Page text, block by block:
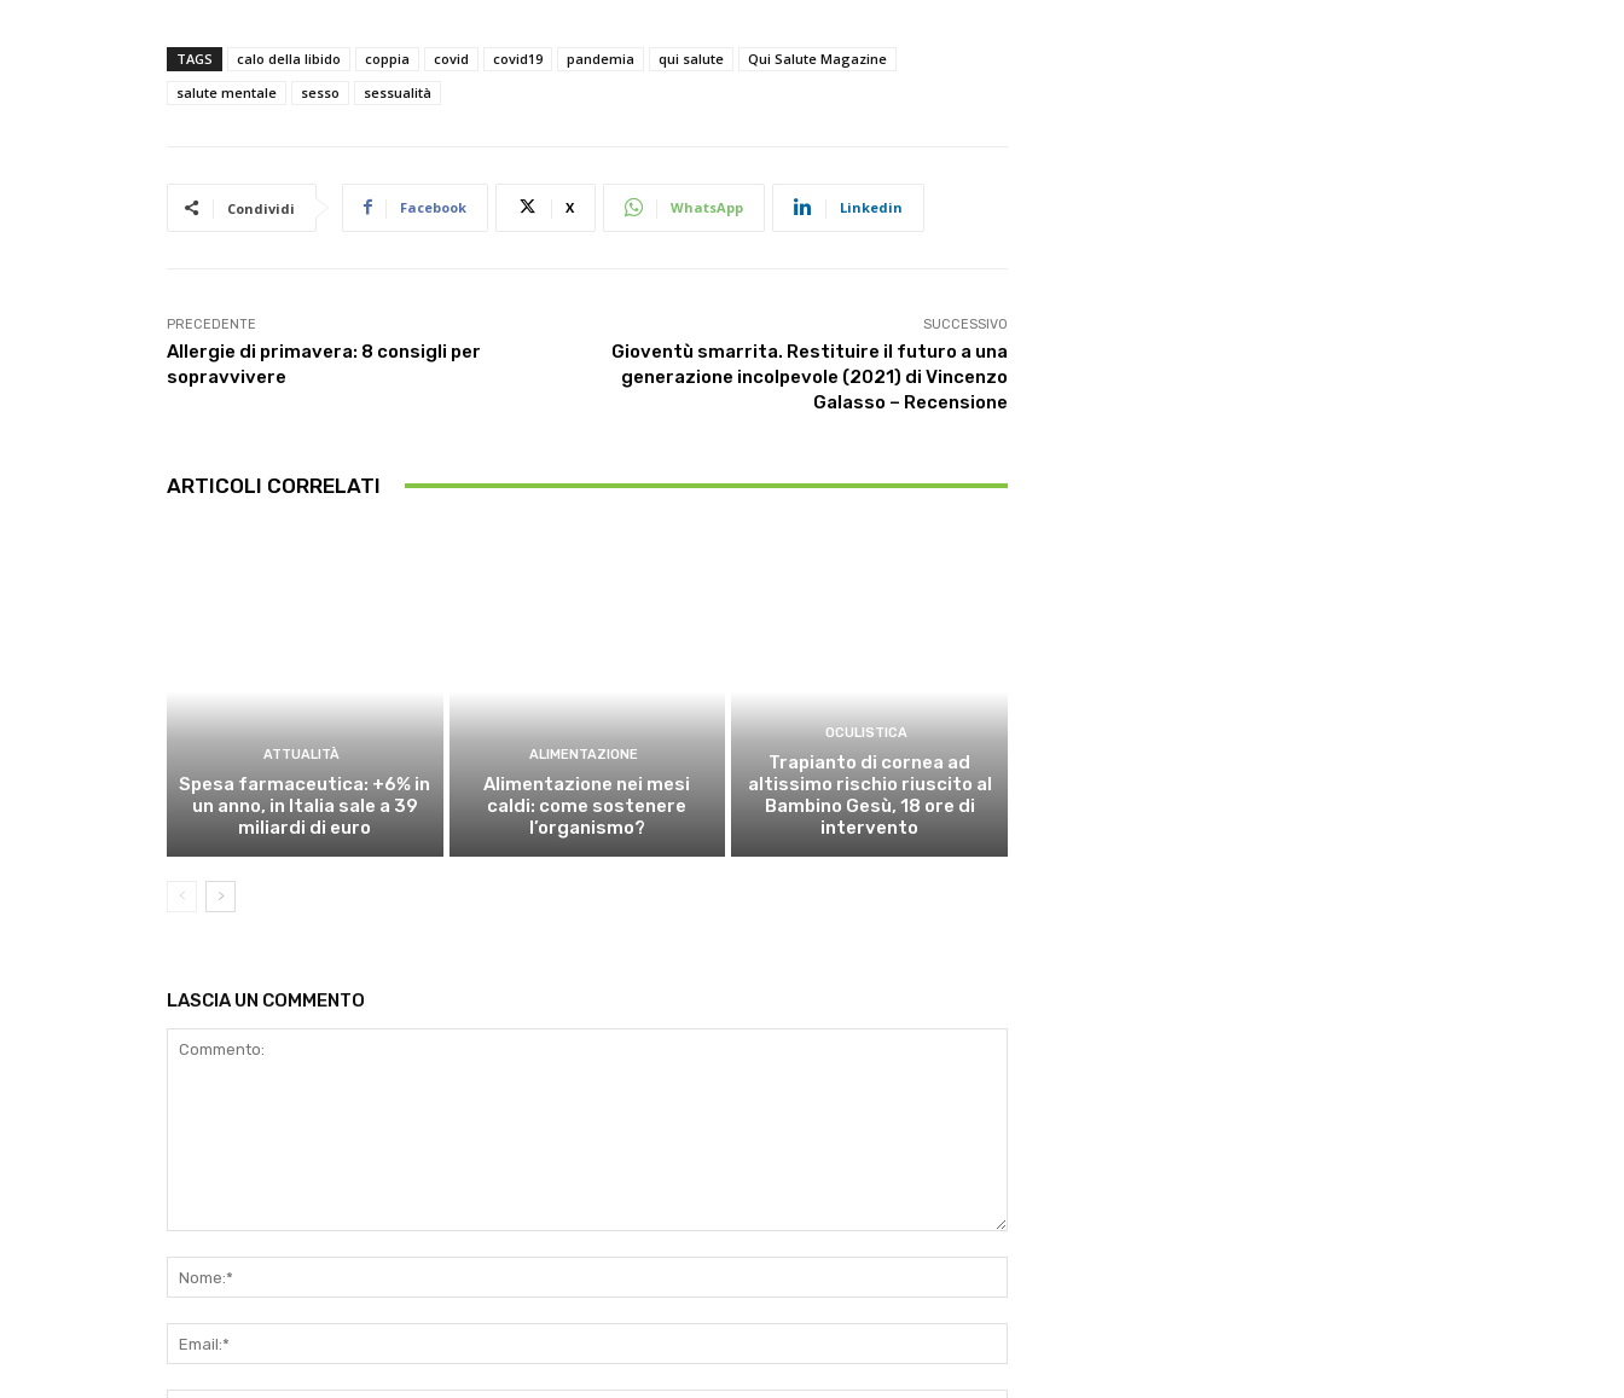
TAGS calo della libido coppia covid covid19 pandemia qui salute
Qui Salute Magazine
salute mentale
sesso sessualità
Condividi Facebook X WhatsApp Linkedin
PRECEDENTE
Allergie di primavera: 8 consigli per
sopravvivere
SUCCESSIVO
Gioventù smarrita. Restituire il futuro a una
generazione incolpevole (2021) di Vincenzo
Galasso – Recensione
ARTICOLI CORRELATI
ATTUALITÀ
Spesa farmaceutica: +6% in
un anno, in Italia sale a 39
miliardi di euro
ALIMENTAZIONE
Alimentazione nei mesi
caldi: come sostenere
l’organismo?
OCULISTICA
Trapianto di cornea ad
altissimo rischio riuscito al
Bambino Gesù, 18 ore di
intervento
LASCIA UN COMMENTO